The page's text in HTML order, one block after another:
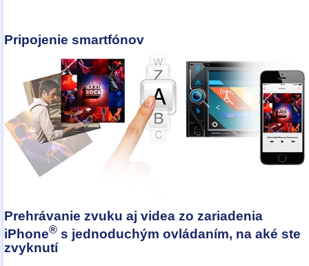
Pripojenie smartfónov
Prehrávanie zvuku aj videa zo zariadenia
iPhone® s jednoduchým ovládaním, na aké ste
zvyknutí